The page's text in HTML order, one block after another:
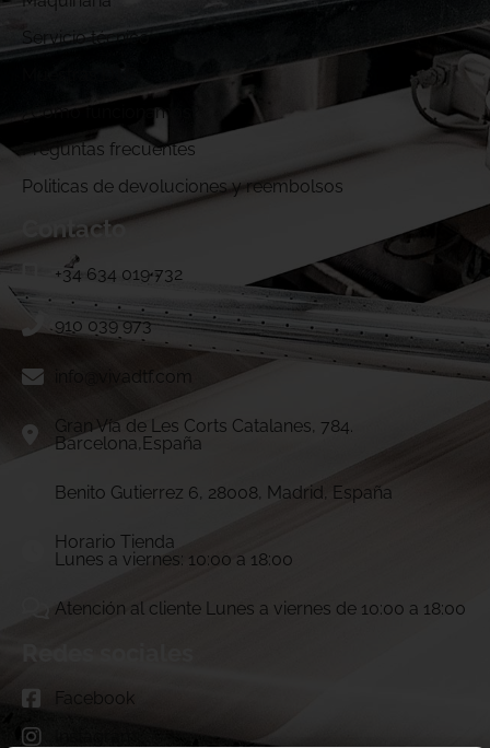
Servicio técnico
¿Cómo funcionamos?
Preguntas frecuentes
Politicas de devoluciones y reembolsos
Contacto
+34 634 019 732
910 039 973
info@vivadtf.com
Gran Vía de Les Corts Catalanes, 784.
Barcelona,España
Benito Gutierrez 6, 28008, Madrid, España
Horario Tienda
Lunes a viernes: 10:00 a 18:00
Atención al cliente Lunes a viernes de 10:00 a 18:00
Facebook